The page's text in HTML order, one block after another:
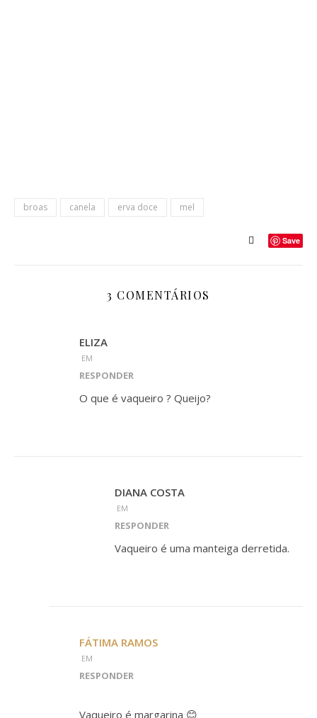
broas canela erva doce mel
Save
3 COMENTÁRIOS
ELIZA
EM
RESPONDER
O que é vaqueiro ? Queijo?
DIANA COSTA
EM
RESPONDER
Vaqueiro é uma manteiga derretida.
FÁTIMA RAMOS
EM
RESPONDER
Vaqueiro é margarina 😊